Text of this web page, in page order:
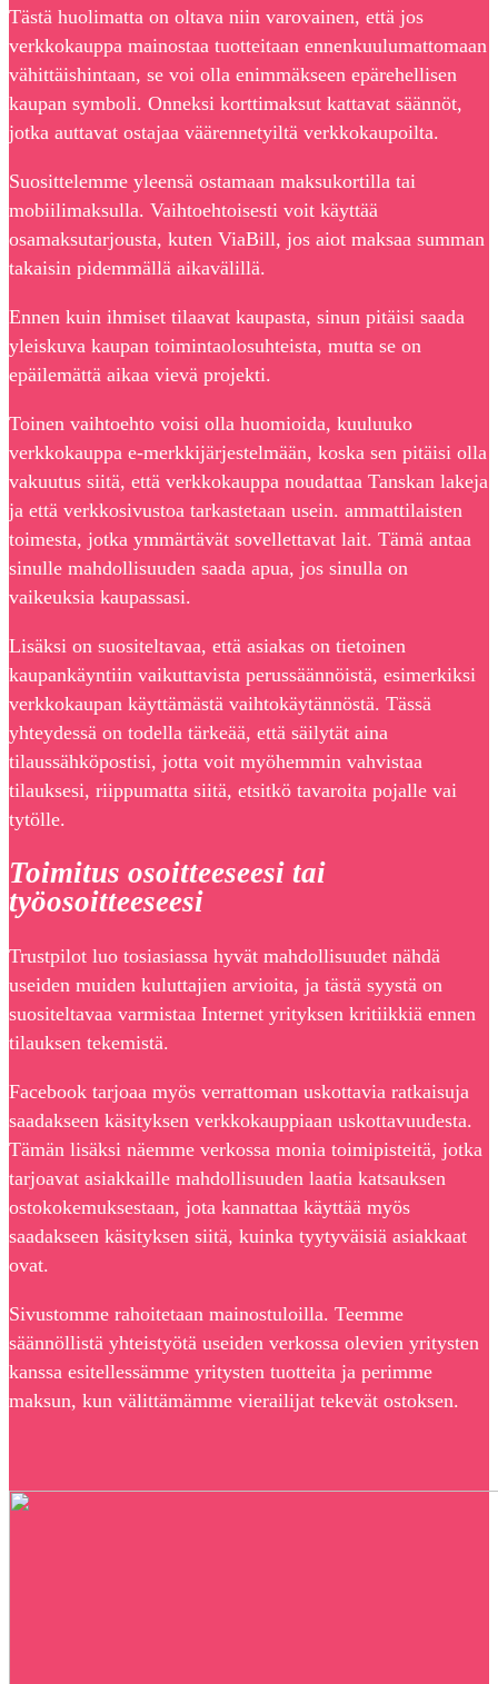
Tästä huolimatta on oltava niin varovainen, että jos
verkkokauppa mainostaa tuotteitaan ennenkuulumattomaan
vähittäishintaan, se voi olla enimmäkseen epärehellisen
kaupan symboli. Onneksi korttimaksut kattavat säännöt,
jotka auttavat ostajaa väärennetyiltä verkkokaupoilta.
Suosittelemme yleensä ostamaan maksukortilla tai
mobiilimaksulla. Vaihtoehtoisesti voit käyttää
osamaksutarjousta, kuten ViaBill, jos aiot maksaa summan
takaisin pidemmällä aikavälillä.
Ennen kuin ihmiset tilaavat kaupasta, sinun pitäisi saada
yleiskuva kaupan toimintaolosuhteista, mutta se on
epäilemättä aikaa vievä projekti.
Toinen vaihtoehto voisi olla huomioida, kuuluuko
verkkokauppa e-merkkijärjestelmään, koska sen pitäisi olla
vakuutus siitä, että verkkokauppa noudattaa Tanskan lakeja
ja että verkkosivustoa tarkastetaan usein. ammattilaisten
toimesta, jotka ymmärtävät sovellettavat lait. Tämä antaa
sinulle mahdollisuuden saada apua, jos sinulla on
vaikeuksia kaupassasi.
Lisäksi on suositeltavaa, että asiakas on tietoinen
kaupankäyntiin vaikuttavista perussäännöistä, esimerkiksi
verkkokaupan käyttämästä vaihtokäytännöstä. Tässä
yhteydessä on todella tärkeää, että säilytät aina
tilaussähköpostisi, jotta voit myöhemmin vahvistaa
tilauksesi, riippumatta siitä, etsitkö tavaroita pojalle vai
tytölle.
Toimitus osoitteeseesi tai
työosoitteeseesi
Trustpilot luo tosiasiassa hyvät mahdollisuudet nähdä
useiden muiden kuluttajien arvioita, ja tästä syystä on
suositeltavaa varmistaa Internet yrityksen kritiikkiä ennen
tilauksen tekemistä.
Facebook tarjoaa myös verrattoman uskottavia ratkaisuja
saadakseen käsityksen verkkokauppiaan uskottavuudesta.
Tämän lisäksi näemme verkossa monia toimipisteitä, jotka
tarjoavat asiakkaille mahdollisuuden laatia katsauksen
ostokokemuksestaan, jota kannattaa käyttää myös
saadakseen käsityksen siitä, kuinka tyytyväisiä asiakkaat
ovat.
Sivustomme rahoitetaan mainostuloilla. Teemme
säännöllistä yhteistyötä useiden verkossa olevien yritysten
kanssa esitellessämme yritysten tuotteita ja perimme
maksun, kun välittämämme vierailijat tekevät ostoksen.